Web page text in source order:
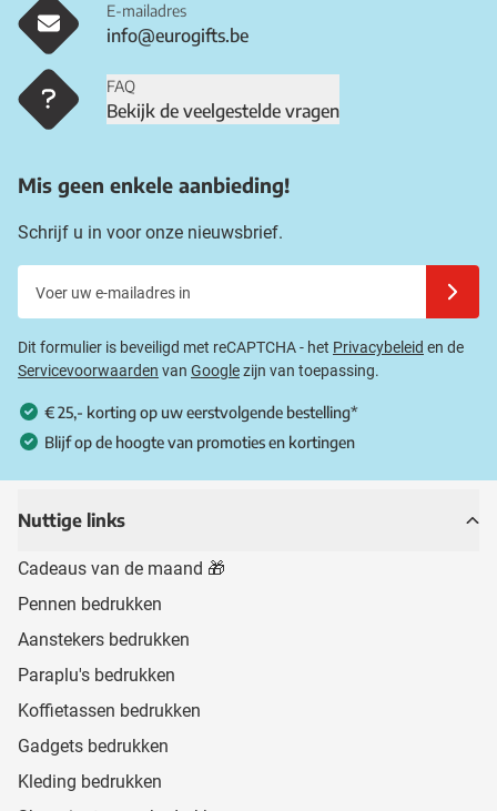
E-mailadres
info@eurogifts.be
FAQ
Bekijk de veelgestelde vragen
Mis geen enkele aanbieding!
Schrijf u in voor onze nieuwsbrief.
Dit formulier is beveiligd met reCAPTCHA - het Privacybeleid en de
Servicevoorwaarden van Googlezijn van toepassing.
€ 25,- korting op uw eerstvolgende bestelling*
Blijf op de hoogte van promoties en kortingen
Nuttige links
Cadeaus van de maand 🎁
Pennen bedrukken
Aanstekers bedrukken
Paraplu's bedrukken
Koffietassen bedrukken
Gadgets bedrukken
Kleding bedrukken